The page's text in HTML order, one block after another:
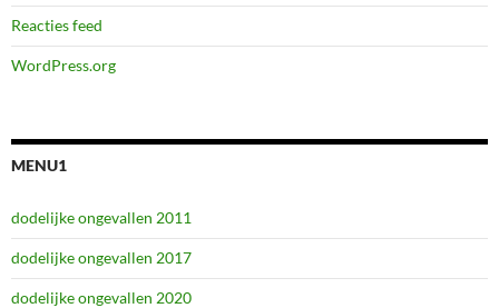
Reacties feed
WordPress.org
MENU1
dodelijke ongevallen 2011
dodelijke ongevallen 2017
dodelijke ongevallen 2020